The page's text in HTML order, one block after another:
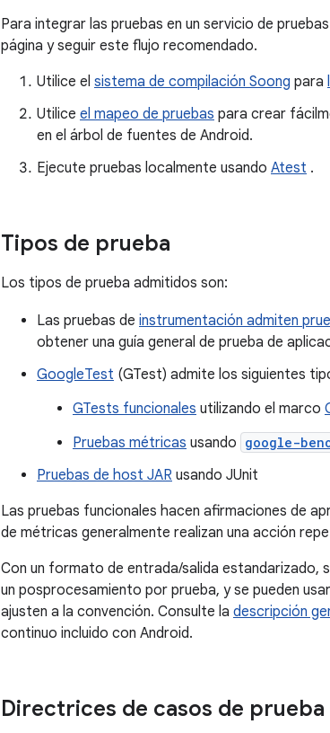
Para integrar las pruebas en un servicio de
página y seguir este flujo recomendado.
Utilice el sistema de compilación Soong para
Utilice el mapeo de pruebas para crear
en el árbol de fuentes de Android.
Ejecute pruebas localmente usando Atest .
Tipos de prueba
Los tipos de prueba admitidos son:
Las pruebas de instrumentación admiten
obtener una guía general de prueba de
GoogleTest (GTest) admite los siguientes
GTests funcionales utilizando el marco
Pruebas métricas usando google-
Pruebas de host JAR usando JUnit
Las pruebas funcionales hacen afirmaciones de
de métricas generalmente realizan una acción
Con un formato de entrada/salida estandarizado,
un posprocesamiento por prueba, y se pueden
ajusten a la convención. Consulte la descripción
continuo incluido con Android.
Directrices de casos de